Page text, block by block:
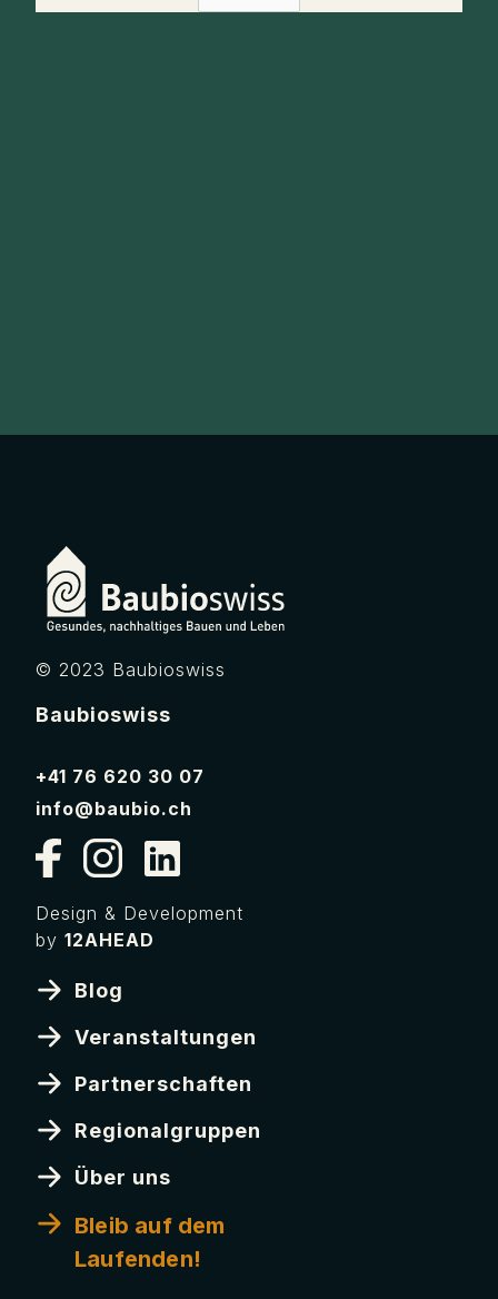
© 2023 Baubioswiss
Baubioswiss
+41 76 620 30 07
info@baubio.ch
Design & Development
by 12AHEAD
Blog
Veranstaltungen
Partnerschaften
Regionalgruppen
Über uns
Bleib auf dem
Laufenden!